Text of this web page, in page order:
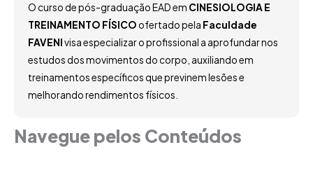
O curso de pós-graduação EAD em CINESIOLOGIA E
TREINAMENTO FÍSICO ofertado pela Faculdade
FAVENIvisa especializar o profissional a aprofundar nos
estudos dos movimentos do corpo, auxiliando em
treinamentos específicos que previnem lesões e
melhorando rendimentos físicos.
Navegue pelos Conteúdos